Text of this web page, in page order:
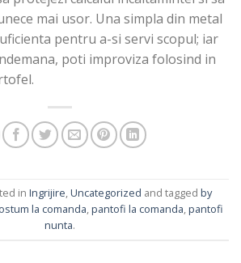
mai usor. Una simpla din metal
pentru a-si servi scopul; iar
poti improviza folosind in
in Ingrijire,Uncategorized and tagged by
la comanda,pantofi la comanda,pantofi
nunta.